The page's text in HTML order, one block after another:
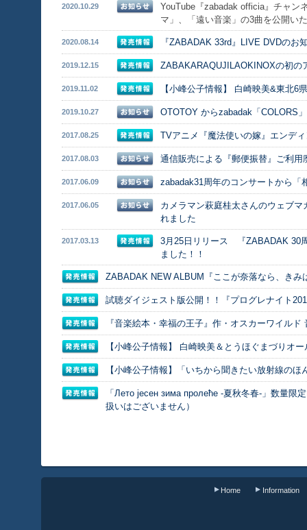
2020.10.29
YouTube『zabadak officia』チャン
マ」、「遠い音楽」の3曲を公開い
2020.08.14 『ZABADAK 33rd』LIVE DVDのお
2019.12.15 ZABAKARAQUJILAOKINOXの初の
2019.11.02 【小峰公子情報】 白崎映美&東北6
2019.10.27 OTOTOY からzabadak「COLORS
2017.08.25 TVアニメ『魔法使いの嫁』エンデ
2017.08.03 通信販売による『郵便振替』ご利用
2017.06.09 zabadak31周年のコンサートから「
2017.06.05
カメラマン萩庭桂太さんのウェブ
れました
2017.03.13
3月25日リリース 『ZABADAK 30
ました！！
ZABADAK NEW ALBUM『ここが奈落なら、きみ
試聴ダイジェスト版公開！！『プログレナイト
『音楽絵本・幸福の王子』作・オスカーワイル
【小峰公子情報】 白崎映美＆とうほぐまづりオ
【小峰公子情報】「いちから聞きたい放射線の
「Лето јесен зима пролеће -夏秋冬春-」数量
扱いはございません）
Information
Home